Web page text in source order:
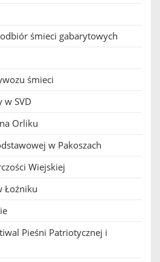
śmieci gabarytowych
śmieci
w SVD
Orliku
w Pakoszach
Wiejskiej
Łoźniku
Pieśni Patriotycznej i